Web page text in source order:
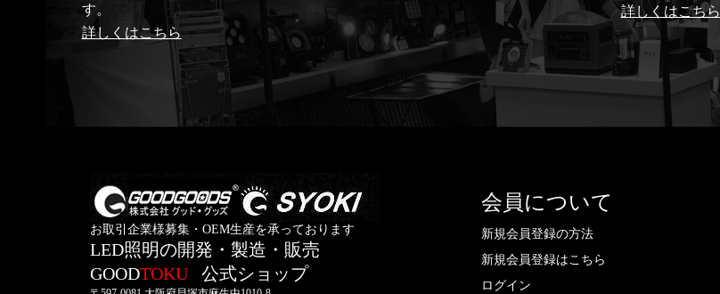
す。
詳しくはこちら
詳しくはこちら
お取引企業様募集・OEM生産を承っております
LED照明の開発・製造・販売
GOODTOKU 公式ショップ
会員について
新規会員登録の方法
新規会員登録はこちら
ログイン